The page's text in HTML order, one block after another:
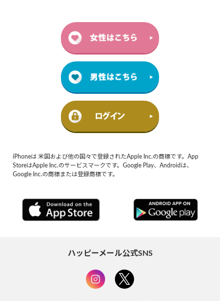
iPhoneは 米国および他の国々で登録されたApple Inc.の商標です。App
StoreはApple Inc.のサービスマークです。Google Play、Androidは、
Google Inc.の商標または登録商標です。
ハッピーメール公式SNS